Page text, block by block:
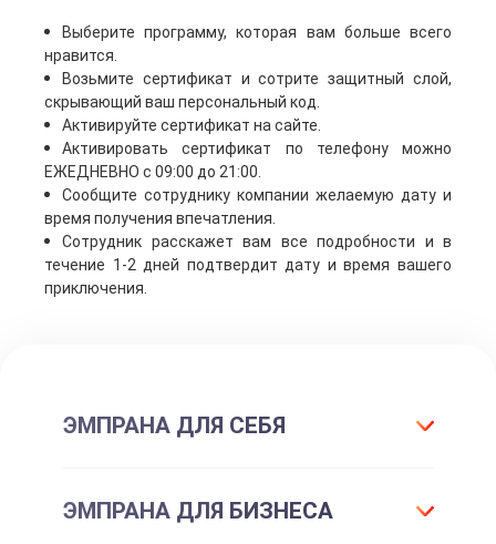
Выберите программу, которая вам больше всего
нравится.
Возьмите сертификат и сотрите защитный слой,
скрывающий ваш персональный код.
Активируйте сертификат на сайте.
Активировать сертификат по телефону можно
ЕЖЕДНЕВНО с 09:00 до 21:00.
Сообщите сотруднику компании желаемую дату и
время получения впечатления.
Сотрудник расскажет вам все подробности и в
течение 1-2 дней подтвердит дату и время вашего
приключения.
ЭМПРАНА ДЛЯ СЕБЯ
Все впечатления
ЭМПРАНА ДЛЯ БИЗНЕСА